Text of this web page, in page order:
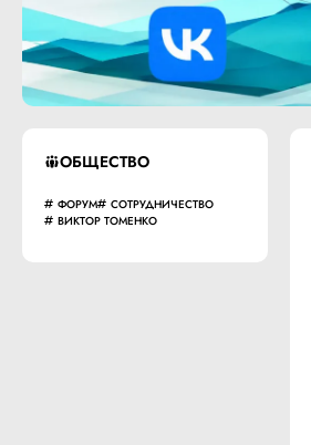
ОБЩЕСТВО
ФОРУМ
СОТРУДНИЧЕСТВО
ВИКТОР ТОМЕНКО